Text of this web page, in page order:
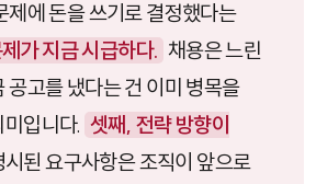
제에 돈을 쓰기로 결정했다는
가 지금 시급하다. 채용은 느린
공고를 냈다는 건 이미 병목을
입니다. 셋째, 전략 방향이
된 요구사항은 조직이 앞으로